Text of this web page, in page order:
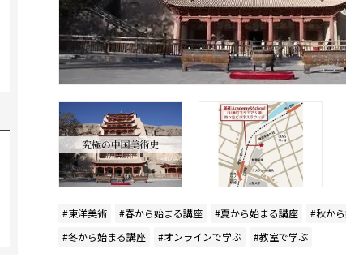
東洋美術 春から始まる講座 夏から始まる講座
秋か
冬から始まる講座
オンラインで学ぶ 教室で学ぶ